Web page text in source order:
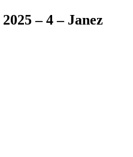
– 4 – Janez